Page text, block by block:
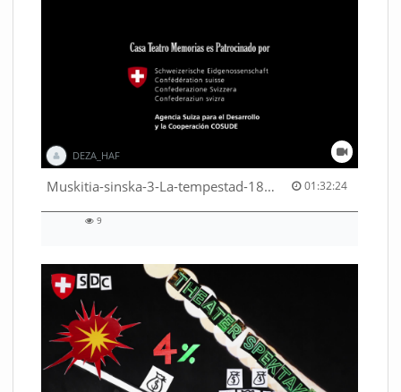
DEZA_HAF
Muskitia-sinska-3-La-tempestad-18-9-2018-53530245080001791 01:32:24
01:32:24 duration
9